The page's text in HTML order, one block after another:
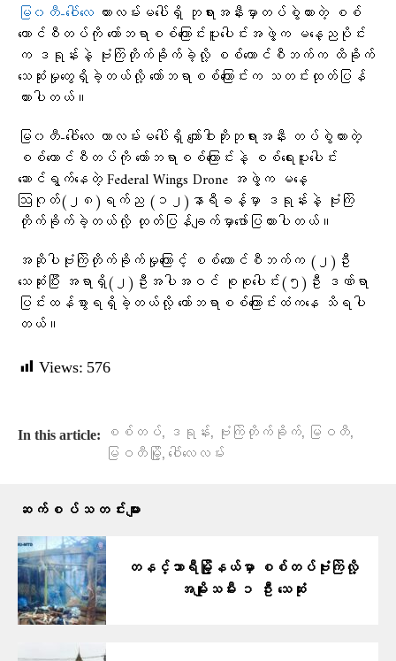
မြ၀တီ-ဝေါ်လေ ကားလမ်းမပေါ်ရှိ ဘုရားအနီးမှာတပ်စွဲထားတဲ့ စစ်
ကောင်စီတပ်ကို ကော်ဘရာစစ်ကြောင်းပူးပေါင်းအဖွဲ့က မနေ့ညပိုင်း
က ဒရုန်းနဲ့ ဗုံးကြဲတိုက်ခိုက်ခဲ့လို့ စစ်ကောင်စီဘက်က ထိခိုက်
သေဆုံးမှုတွေရှိခဲ့တယ်လို့ ကော်ဘရာစစ်ကြောင်းက သတင်းထုတ်ပြန်
ထားပါတယ်။
မြ၀တီ-ဝေါ်လေ ကာလမ်းမပေါ်ရှိ ကျော်ဝါးဘိုးဘုရားအနီး တပ်စွဲထားတဲ့
စစ်ကောင်စီတပ်ကို ကော်ဘရာစစ်ကြောင်းနဲ့ စစ်ရေးပူးပေါင်း
ဆောင်ရွက်နေတဲ့ Federal Wings Drone အဖွဲ့က မနေ့
ဩဂုတ်(၂၈)ရက်ည (၁၂)နာရီခန့်မှာ ဒရုန်းနဲ့ ဗုံးကြဲ
တိုက်ခိုက်ခဲ့တယ်လို့ ထုတ်ပြန်ချက်မှာဖော်ပြထားပါတယ်။
အဆိုပါဗုံးကြဲတိုက်ခိုက်မှုကြောင့် စစ်ကောင်စီဘက်က (၂)ဦး
သေဆုံးပြီး အရာရှိ(၂)ဦးအပါအဝင် စုစုပေါင်း(၅)ဦး ဒဏ်ရာ
ပြင်းထန်စွာရရှိခဲ့တယ်လို့ ကော်ဘရာစစ်ကြောင်းထံကနေ သိရပါ
တယ်။
Views: 576
In this article: စစ်တပ်, ဒရုန်း, ဗုံးကြဲတိုက်ခိုက်, မြဝတီ,
မြဝတီမြို့, ဝေါ်လေလမ်း
ဆက်စပ်သတင်းများ
တနင်္သာရီမြို့နယ်မှာ စစ်တပ်ဗုံးကြဲလို့
အမျိုးသမီး ၁ ဦး သေဆုံး